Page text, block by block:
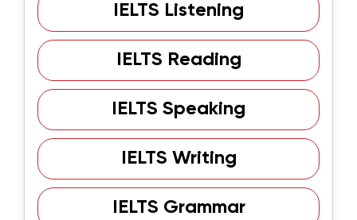
IELTS Listening
IELTS Reading
IELTS Speaking
IELTS Writing
IELTS Grammar